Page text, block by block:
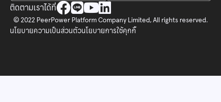
ติดตามเราได้ที่
© 2022 PeerPower Platform Company Limited, All rights reserved.
นโยบายความเป็นส่วนตัวนโยบายการใช้คุกกี้